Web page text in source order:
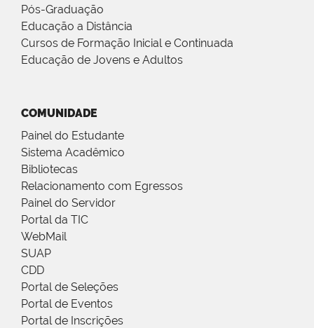
Pós-Graduação
Educação a Distância
Cursos de Formação Inicial e Continuada
Educação de Jovens e Adultos
COMUNIDADE
Painel do Estudante
Sistema Acadêmico
Bibliotecas
Relacionamento com Egressos
Painel do Servidor
Portal da TIC
WebMail
SUAP
CDD
Portal de Seleções
Portal de Eventos
Portal de Inscrições